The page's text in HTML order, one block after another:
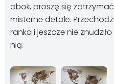
obok, proszę się
misterne detale.
ranka i jeszcze nie
nią.